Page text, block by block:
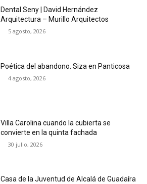
Dental Seny | David Hernández
Arquitectura – Murillo Arquitectos
5 agosto, 2026
Poética del abandono. Siza en Panticosa
4 agosto, 2026
Villa Carolina cuando la cubierta se
convierte en la quinta fachada
30 julio, 2026
Casa de la Juventud de Alcalá de Guadaíra